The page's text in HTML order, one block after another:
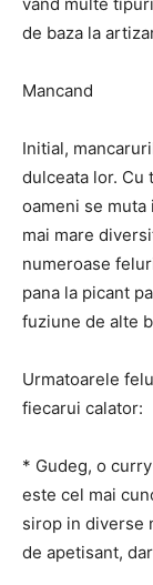
de baza la
Mancand
Initial,
dulceata lor. Cu
oameni se muta
mai mare
numeroase
pana la picant
fuziune de alte
Urmatoarele
fiecarui calator:
* Gudeg, o
este cel mai
sirop in diverse
de apetisant,